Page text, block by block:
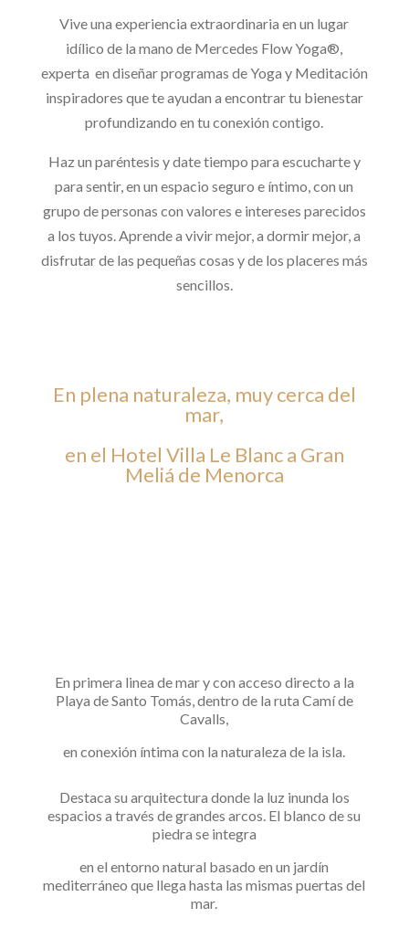
Vive una experiencia extraordinaria en un lugar
idílico de la mano de Mercedes Flow Yoga®,
experta en diseñar programas de Yoga y Meditación
inspiradores que te ayudan a encontrar tu bienestar
profundizando en tu conexión contigo.
Haz un paréntesis y date tiempo para escucharte y
para sentir, en un espacio seguro e íntimo, con un
grupo de personas con valores e intereses parecidos
a los tuyos. Aprende a vivir mejor, a dormir mejor, a
disfrutar de las pequeñas cosas y de los placeres más
sencillos.
En plena naturaleza, muy cerca del
mar,
en el Hotel Villa Le Blanc a Gran
Meliá de Menorca
En primera linea de mar y con acceso directo a la
Playa de Santo Tomás, dentro de la ruta Camí de
Cavalls,
en conexión íntima con la naturaleza de la isla.
Destaca su arquitectura donde la luz inunda los
espacios a través de grandes arcos. El blanco de su
piedra se integra
en el entorno natural basado en un jardín
mediterráneo que llega hasta las mismas puertas del
mar.